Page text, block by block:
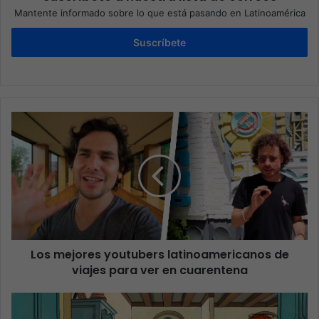
Mantente informado sobre lo que está pasando en Latinoamérica
Suscríbete
Los mejores youtubers latinoamericanos de
viajes para ver en cuarentena